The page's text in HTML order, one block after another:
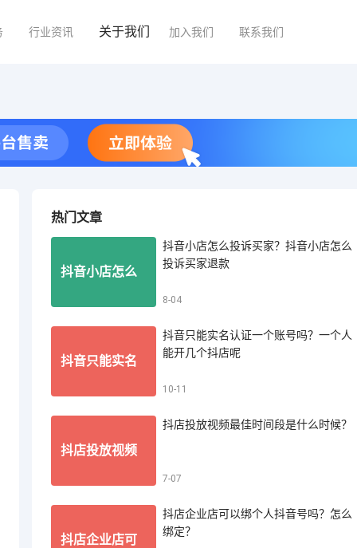
行业资讯 关于我们 加入我们 联系我们
热门文章
抖音小店怎么
音小店怎么投
诉买家退款
抖音小店怎么投诉买家？抖音小店怎么
投诉买家退款
8-04
抖音只能实名
吗？一个人能
抖音只能实名认证一个账号吗？一个人
能开几个抖店呢
10-11
抖店投放视频
抖店投放视频最佳时间段是什么时候？
7-07
抖店企业店可
抖店企业店可以绑个人抖音号吗？怎么
绑定？